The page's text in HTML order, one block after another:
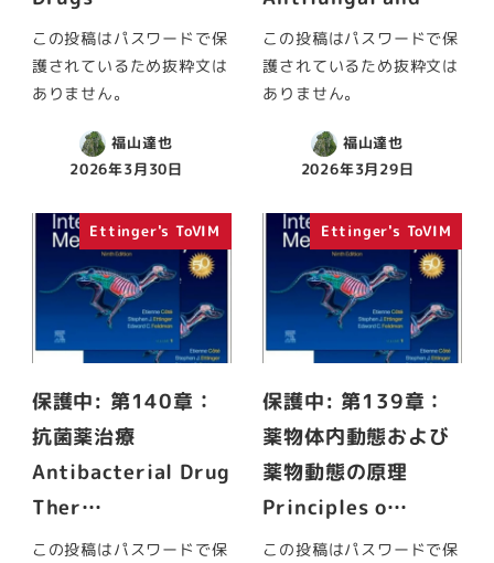
この投稿はパスワードで保
護されているため抜粋文は
ありません。
福山達也
2026年3月30日
この投稿はパスワードで保
護されているため抜粋文は
ありません。
福山達也
2026年3月29日
Ettinger's ToVIM
保護中: 第140章：
抗菌薬治療
Antibacterial Drug
Ther…
この投稿はパスワードで保
Ettinger's ToVIM
保護中: 第139章：
薬物体内動態および
薬物動態の原理
Principles o…
この投稿はパスワードで保